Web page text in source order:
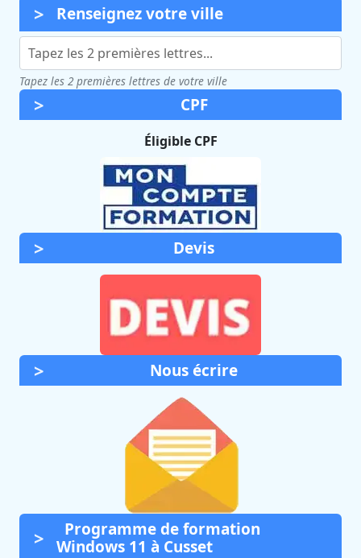
Renseignez votre ville
Tapez les 2 premières lettres de votre ville
CPF
Éligible CPF
Devis
Nous écrire
Programme de formation
Windows 11 à Cusset